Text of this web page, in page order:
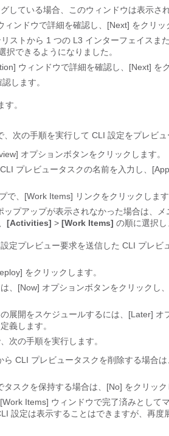
している場合、このウィンドウは表示され
ィンドウで詳細を確認し、[Next] をクリッ
ストから 1 つの L3 インターフェイスま
できるようになりました。
ウィンドウで詳細を確認し、[Next] を
します。
す。
次の手順を実行して CLI 設定をプレビュ
オプションボタンをクリックします。
プレビュータスクの名前を入力し、
で、[Work Items] リンクをクリックします
ップアップが表示されなかった場合は、メ
[Activities] > [Work Items] の順に選択し
定プレビュー要求を送信した CLI プレビ
をクリックします。
、[Now] オプションボタンをクリックし
展開をスケジュールするには、[Later] オ
義します。
次の手順を実行します。
CLI プレビュータスクを削除する場合は
スクを保持する場合は、[No] をクリック
Items] ウィンドウで完了済みとしてマ
設定は表示することはできますが、再度